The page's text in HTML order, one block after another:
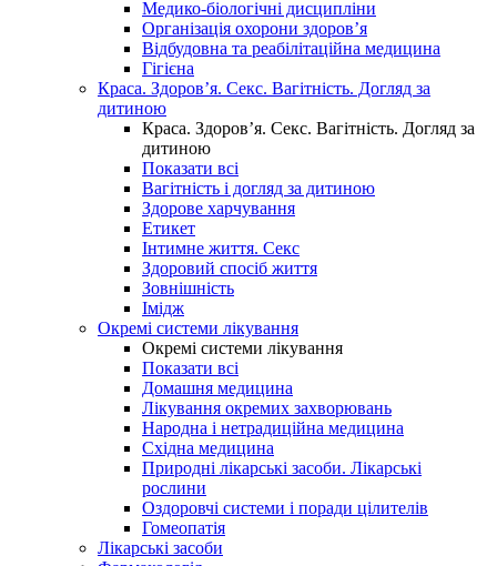
Медико-біологічні дисципліни
Організація охорони здоров’я
Відбудовна та реабілітаційна медицина
Гігієна
Краса. Здоров’я. Секс. Вагітність. Догляд за
дитиною
Краса. Здоров’я. Секс. Вагітність. Догляд за
дитиною
Показати всі
Вагітність і догляд за дитиною
Здорове харчування
Етикет
Інтимне життя. Секс
Здоровий спосіб життя
Зовнішність
Імідж
Окремі системи лікування
Окремі системи лікування
Показати всі
Домашня медицина
Лікування окремих захворювань
Народна і нетрадиційна медицина
Східна медицина
Природні лікарські засоби. Лікарські
рослини
Оздоровчі системи і поради цілителів
Гомеопатія
Лікарські засоби